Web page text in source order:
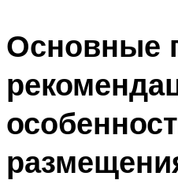
Основные